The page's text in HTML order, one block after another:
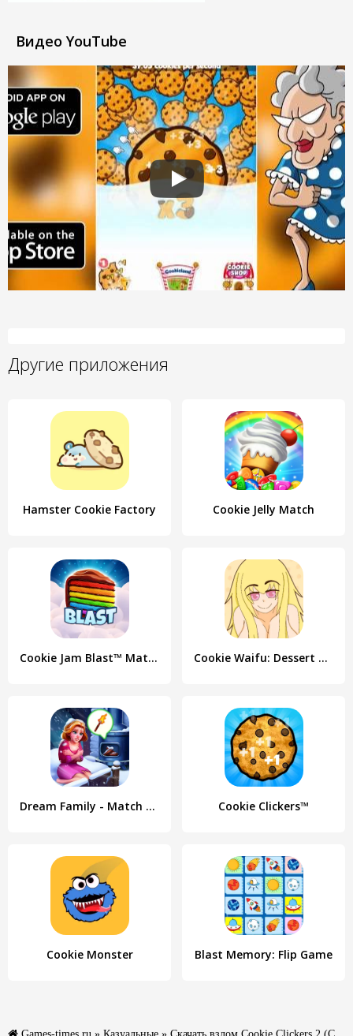
Видео YouTube
Другие приложения
Hamster Cookie Factory Cookie Jelly Match
Cookie Jam Blast™ Match 3 Game Cookie Waifu: Dessert Darling
Dream Family - Match 3 Games Cookie Clickers™
Cookie Monster Blast Memory: Flip Game
Games-times.ru » Казуальные » Скачать взлом Cookie Clickers 2 (С